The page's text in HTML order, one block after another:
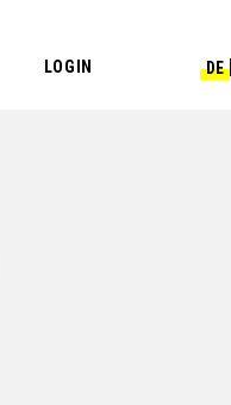
LOGIN DE